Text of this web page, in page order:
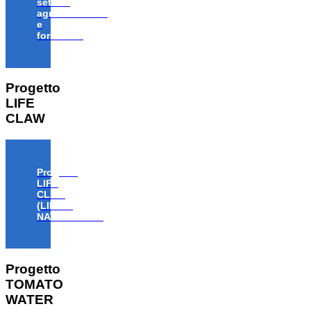
agroalimentare
e
forestale”
Progetto
LIFE
CLAW
Progetto
LIFE
CLAW
(LIFE18
NAT/IT/000806)
Progetto
TOMATO
WATER